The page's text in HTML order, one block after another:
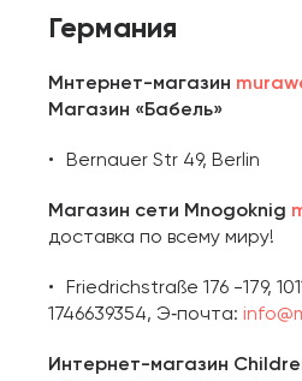
Германия
Мнтернет-магазин
Магазин «Бабель»
Bernauer Str 49, Berlin
Магазин сети Mnogoknig
доставка по всему миру!
Friedrichstraße 176 -179,
1746639354, Э‑почта:
Интернет-магазин